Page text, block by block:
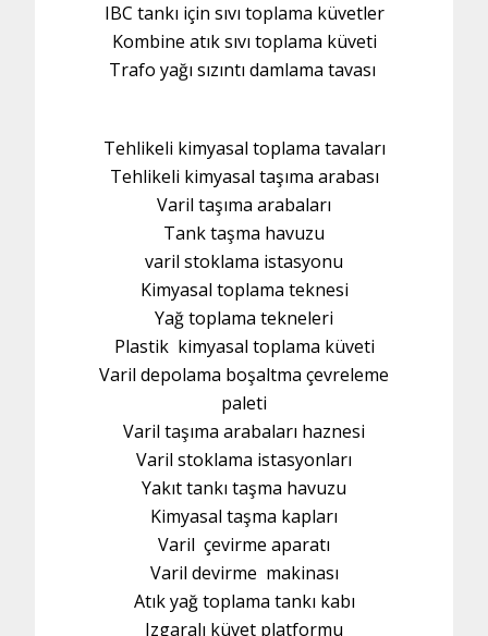
IBC tankı için sıvı toplama küvetler
Kombine atık sıvı toplama küveti
Trafo yağı sızıntı damlama tavası
Tehlikeli kimyasal toplama tavaları
Tehlikeli kimyasal taşıma arabası
Varil taşıma arabaları
Tank taşma havuzu
varil stoklama istasyonu
Kimyasal toplama teknesi
Yağ toplama tekneleri
Plastik kimyasal toplama küveti
Varil depolama boşaltma çevreleme
paleti
Varil taşıma arabaları haznesi
Varil stoklama istasyonları
Yakıt tankı taşma havuzu
Kimyasal taşma kapları
Varil çevirme aparatı
Varil devirme makinası
Atık yağ toplama tankı kabı
Izgaralı küvet platformu